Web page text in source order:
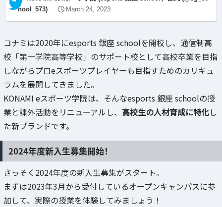
hool_573)
March 24, 2023
コナミは2020年にesports 銀座 schoolを開校し、通信制高
校「第一学院高等学校」のサポート校として高校卒業を目指
しながらプロeスポーツプレイヤーも目指すためのカリキュ
ラムを展開してきました。
KONAMI eスポーツ学院は、そんなesports 銀座 schoolの授
業と課外活動をリニューアルし、 高校生の人材育成に特化し
た新ブランドです。
2024年度新入生募集開始！
さっそく2024年度の新入生募集がスタート。
まずは2023年3月から受付しているオープンキャンパスに参
加して、実際の授業を体験してみましょう！